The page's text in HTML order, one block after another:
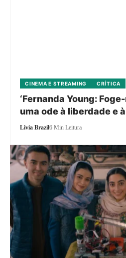
CINEMA E STREAMING CRÍTICA
‘Fernanda Young:
uma ode à liberdade e
Livia Brazil6 Min Leitura